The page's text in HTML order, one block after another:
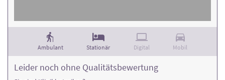
Ambulant Stationär Digital Mobil
Leider noch ohne Qualitätsbewertung